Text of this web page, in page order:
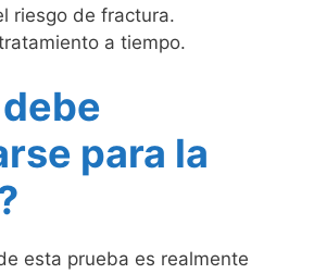
riesgo de fractura.
a tiempo.
para la
esta prueba es realmente